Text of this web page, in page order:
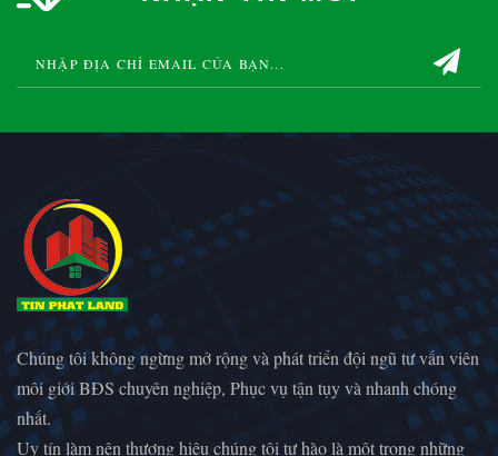
Chúng tôi không ngừng mở rộng và phát triển đội ngũ tư vấn viên
môi giới BĐS chuyên nghiệp, Phục vụ tận tụy và nhanh chóng
nhất.
Uy tín làm nên thương hiệu chúng tôi tự hào là một trong những